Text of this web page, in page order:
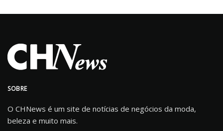
SOBRE
O CHNews é um site de notícias de negócios da moda,
beleza e muito mais.